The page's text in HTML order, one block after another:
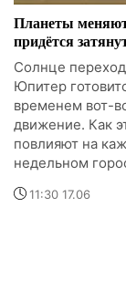
Планеты
придётся
Солнце
Юпитер
временем вот-
движение. Как
повлияют на
недельном
11:30 17.06